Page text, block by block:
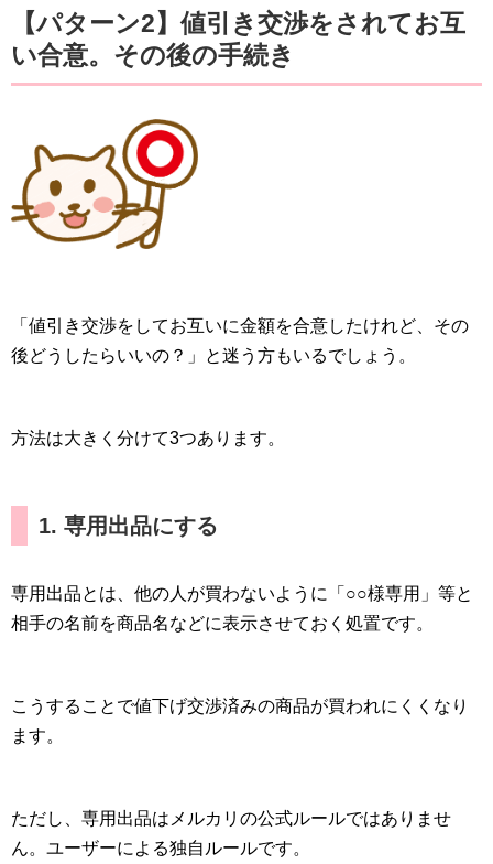
【パターン2】値引き交渉をされてお互
い合意。その後の手続き
「値引き交渉をしてお互いに金額を合意したけれど、その
後どうしたらいいの？」と迷う方もいるでしょう。
方法は大きく分けて3つあります。
1. 専用出品にする
専用出品とは、他の人が買わないように「○○様専用」等と
相手の名前を商品名などに表示させておく処置です。
こうすることで値下げ交渉済みの商品が買われにくくなり
ます。
ただし、専用出品はメルカリの公式ルールではありませ
ん。ユーザーによる独自ルールです。